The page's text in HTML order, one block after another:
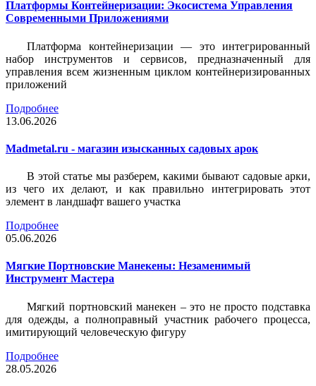
Платформы Контейнеризации: Экосистема Управления
Современными Приложениями
Платформа контейнеризации — это интегрированный
набор инструментов и сервисов, предназначенный для
управления всем жизненным циклом контейнеризированных
приложений
Подробнее
13.06.2026
Madmetal.ru - магазин изысканных садовых арок
В этой статье мы разберем, какими бывают садовые арки,
из чего их делают, и как правильно интегрировать этот
элемент в ландшафт вашего участка
Подробнее
05.06.2026
Мягкие Портновские Манекены: Незаменимый
Инструмент Мастера
Мягкий портновский манекен – это не просто подставка
для одежды, а полноправный участник рабочего процесса,
имитирующий человеческую фигуру
Подробнее
28.05.2026